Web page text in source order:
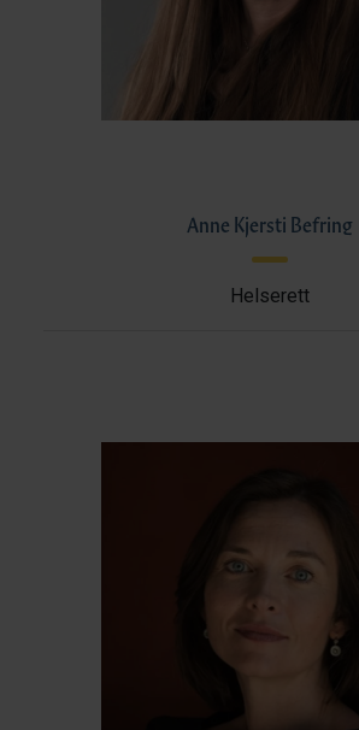
Anne Kjersti Befring
Helserett